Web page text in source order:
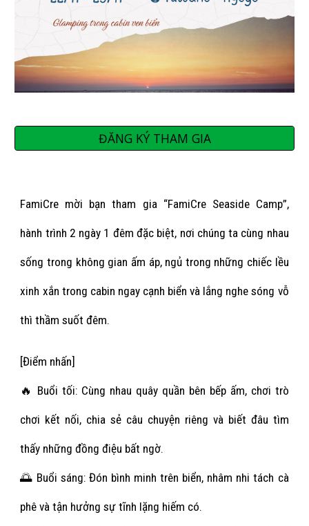
ĐĂNG KÝ THAM GIA
FamiCre mời bạn tham gia “FamiCre Seaside Camp”,
hành trình 2 ngày 1 đêm đặc biệt, nơi chúng ta cùng nhau
sống trong không gian ấm áp, ngủ trong những chiếc lều
xinh xắn trong cabin ngay cạnh biển và lắng nghe sóng vỗ
thì thầm suốt đêm.
[Điểm nhấn]
🔥 Buổi tối: Cùng nhau quây quần bên bếp ấm, chơi trò
chơi kết nối, chia sẻ câu chuyện riêng và biết đâu tìm
thấy những đồng điệu bất ngờ.
🌅 Buổi sáng: Đón bình minh trên biển, nhâm nhi tách cà
phê và tận hưởng sự tĩnh lặng hiếm có.